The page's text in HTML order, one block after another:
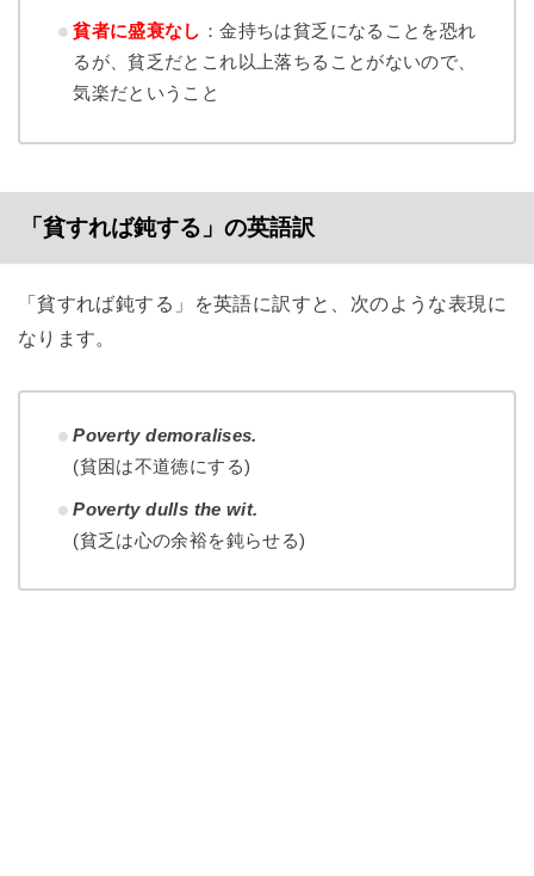
貧者に盛衰なし ：金持ちは貧乏になることを恐れ
るが、貧乏だとこれ以上落ちることがないので、
気楽だということ
「貧すれば鈍する」の英語訳
「貧すれば鈍する」を英語に訳すと、次のような表現に
なります。
Poverty demoralises.
(貧困は不道徳にする)
Poverty dulls the wit.
(貧乏は心の余裕を鈍らせる)